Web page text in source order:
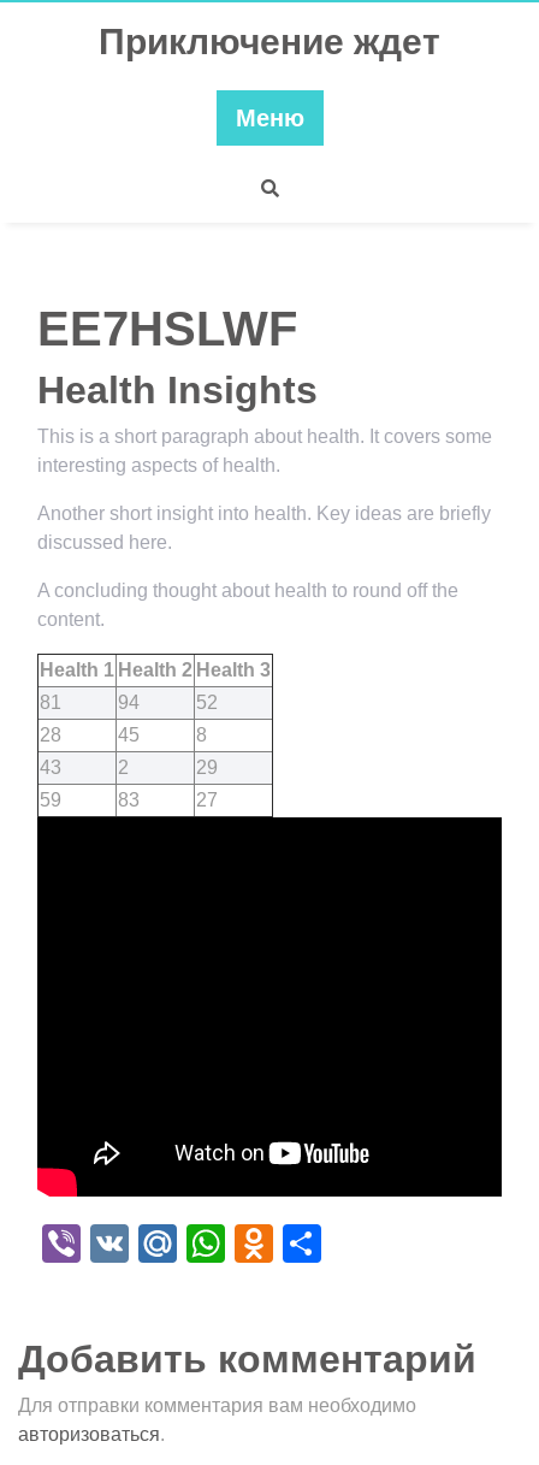
Приключение ждет
Меню
EE7HSLWF
Health Insights
This is a short paragraph about health. It covers some
interesting aspects of health.
Another short insight into health. Key ideas are briefly
discussed here.
A concluding thought about health to round off the
content.
Health 1 Health 2 Health 3
81
94
52
28
45
8
43
2
29
59
83 27
Viber
VK Mail.Ru
WhatsApp
Odnoklassniki
Добавить комментарий
Для отправки комментария вам необходимо
авторизоваться.